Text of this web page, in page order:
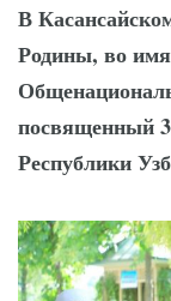
В
Родины, во
посвященный
Республики